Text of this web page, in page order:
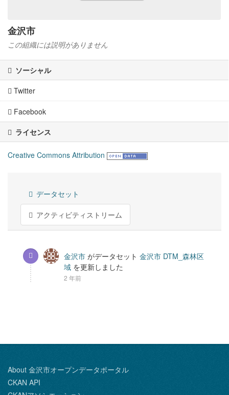
金沢市
この組織には説明がありません
ソーシャル
Twitter
Facebook
ライセンス
Creative Commons Attribution
データセット
アクティビティストリーム
金沢市 がデータセット 金沢市 DTM_森林区
域 を更新しました
2 年前
About 金沢市オープンデータポータル
CKAN API